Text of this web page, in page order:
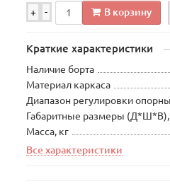
+ - В корзину
Краткие характеристики
Наличие борта
Материал каркаса
Диапазон регулировки
Габаритные размеры
Масса, кг
Все характеристики